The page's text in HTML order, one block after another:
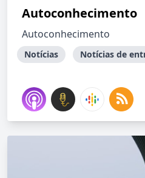
Autoconhecimento
Autoconhecimento
Notícias Notícias de